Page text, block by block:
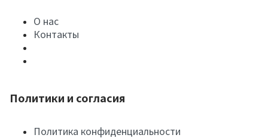
О нас
Контакты
Политики и согласия
Политика конфиденциальности